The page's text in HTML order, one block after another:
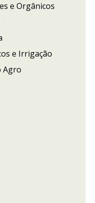
e Orgânicos
e Irrigação
Agro